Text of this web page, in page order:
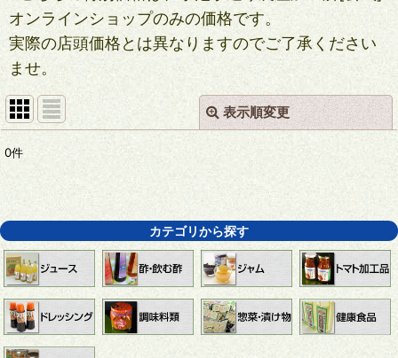
オンラインショップのみの価格です。
実際の店頭価格とは異なりますのでご了承ください
ませ。
表示順変更
表示数
絞り込む
閉じる
0件
カテゴリから探す